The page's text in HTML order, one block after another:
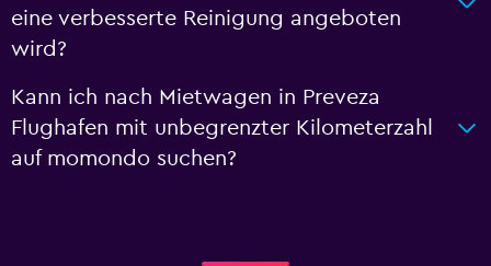
eine verbesserte Reinigung angeboten
wird?
Kann ich nach Mietwagen in Preveza
Flughafen mit unbegrenzter Kilometerzahl
auf momondo suchen?